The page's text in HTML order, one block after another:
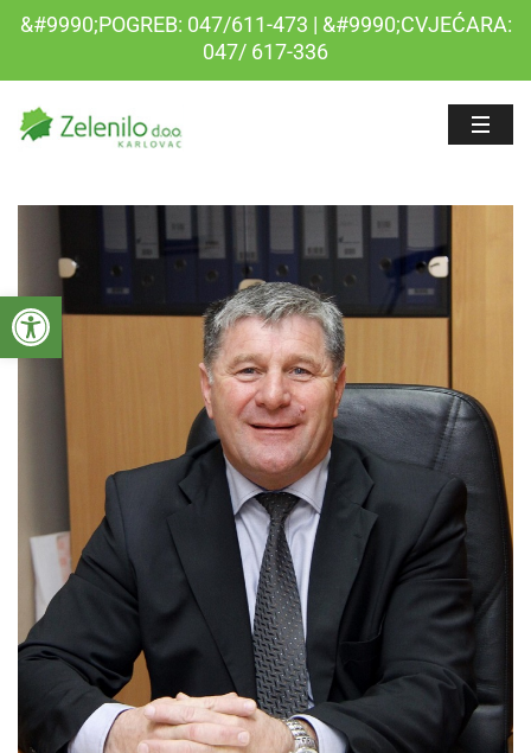
Open toolbar
&#9990;POGREB: 047/611-473 | &#9990;CVJEĆARA:
047/ 617-336